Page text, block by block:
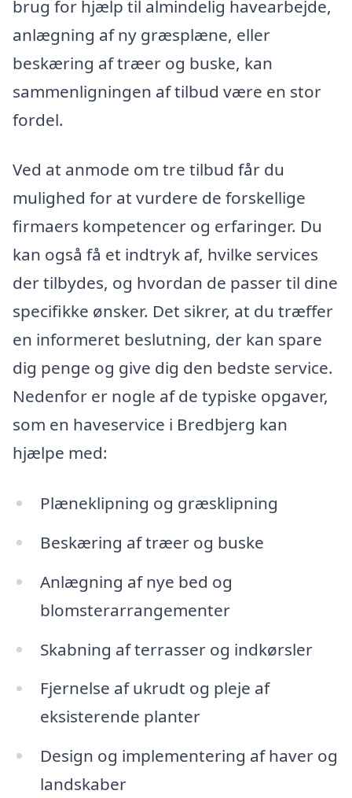
brug for hjælp til almindelig havearbejde,
anlægning af ny græsplæne, eller
beskæring af træer og buske, kan
sammenligningen af tilbud være en stor
fordel.
Ved at anmode om tre tilbud får du
mulighed for at vurdere de forskellige
firmaers kompetencer og erfaringer. Du
kan også få et indtryk af, hvilke services
der tilbydes, og hvordan de passer til dine
specifikke ønsker. Det sikrer, at du træffer
en informeret beslutning, der kan spare
dig penge og give dig den bedste service.
Nedenfor er nogle af de typiske opgaver,
som en haveservice i Bredbjerg kan
hjælpe med:
Plæneklipning og græsklipning
Beskæring af træer og buske
Anlægning af nye bed og
blomsterarrangementer
Skabning af terrasser og indkørsler
Fjernelse af ukrudt og pleje af
eksisterende planter
Design og implementering af haver og
landskaber